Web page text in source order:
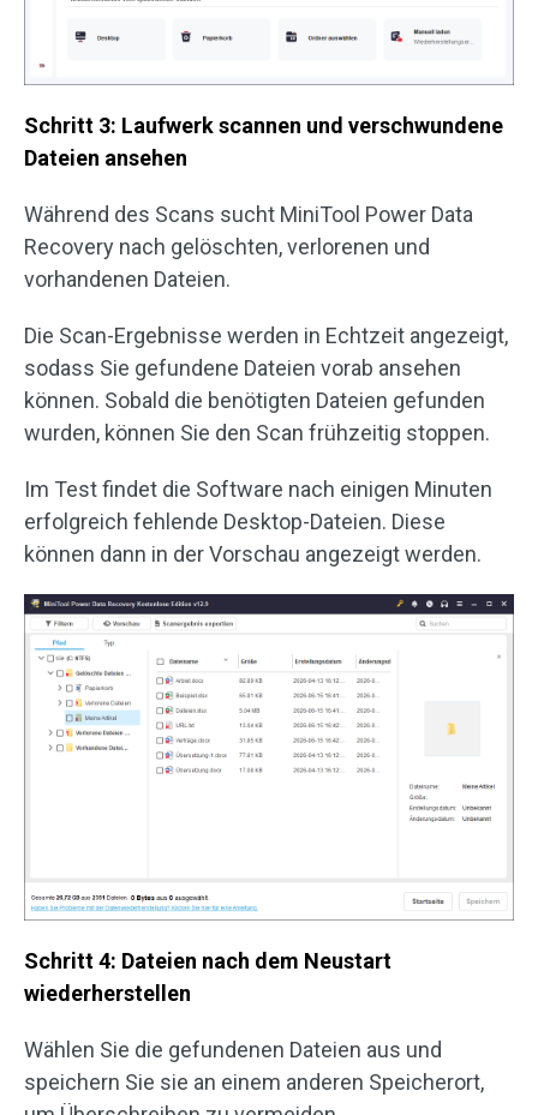
Schritt 3: Laufwerk scannen und verschwundene
Dateien ansehen
Während des Scans sucht MiniTool Power Data
Recovery nach gelöschten, verlorenen und
vorhandenen Dateien.
Die Scan-Ergebnisse werden in Echtzeit angezeigt,
sodass Sie gefundene Dateien vorab ansehen
können. Sobald die benötigten Dateien gefunden
wurden, können Sie den Scan frühzeitig stoppen.
Im Test findet die Software nach einigen Minuten
erfolgreich fehlende Desktop-Dateien. Diese
können dann in der Vorschau angezeigt werden.
Schritt 4: Dateien nach dem Neustart
wiederherstellen
Wählen Sie die gefundenen Dateien aus und
speichern Sie sie an einem anderen Speicherort,